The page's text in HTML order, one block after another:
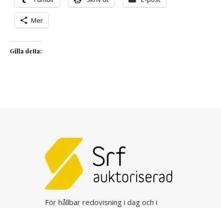
Mer
Gilla detta:
För hållbar redovisning i dag och i